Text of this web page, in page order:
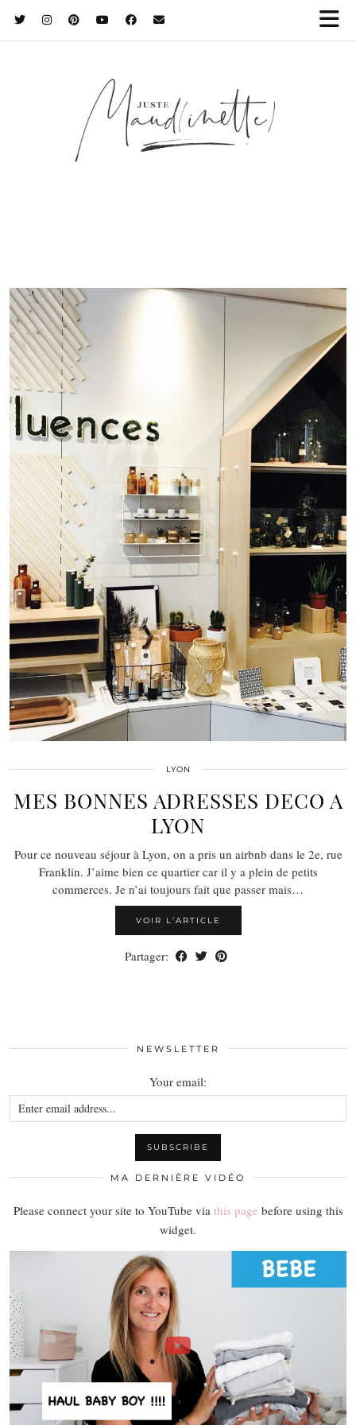
LYON
MES BONNES ADRESSES DECO A
LYON
Pour ce nouveau séjour à Lyon, on a pris un airbnb dans le 2e, rue
Franklin. J’aime bien ce quartier car il y a plein de petits
commerces. Je n’ai toujours fait que passer mais…
VOIR L’ARTICLE
Partager:
NEWSLETTER
Your email:
MA DERNIÈRE VIDÉO
Please connect your site to YouTube via this page before using this
widget.